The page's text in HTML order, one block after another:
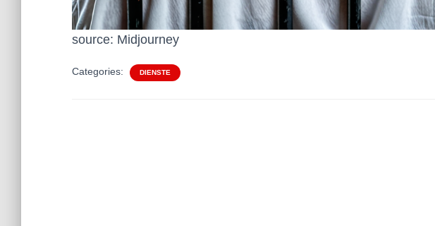
source: Midjourney
Categories: DIENSTE